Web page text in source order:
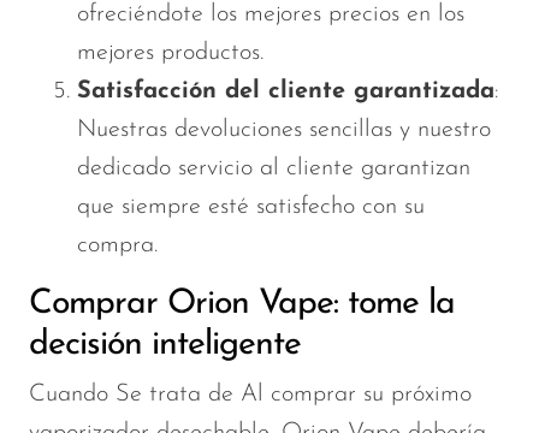
ofreciéndote los mejores precios en los
mejores productos.
Satisfacción del cliente garantizada:
Nuestras devoluciones sencillas y nuestro
dedicado servicio al cliente garantizan
que siempre esté satisfecho con su
compra.
Comprar Orion Vape: tome la
decisión inteligente
Cuando Se trata de Al comprar su próximo